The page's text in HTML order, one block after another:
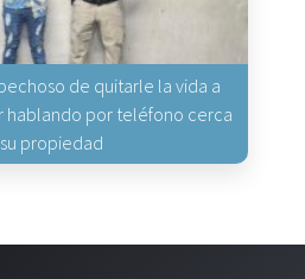
de quitarle la vida a
hablando por teléfono cerca
propiedad